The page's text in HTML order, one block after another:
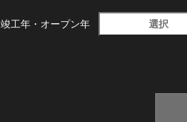
竣工年・ オープン年 選択